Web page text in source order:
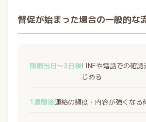
督促が始まった場合の一般的な
期限当日〜3日後LINEや電話での確認
じめる
1週間後連絡の頻度・内容が強くなる